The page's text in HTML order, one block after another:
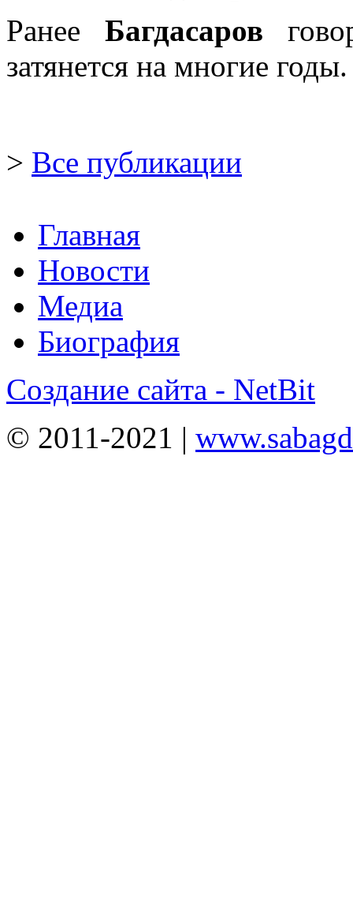
Ранее Багдасаров
затянется на многие годы.
> Все публикации
Главная
Новости
Медиа
Биография
Создание сайта - NetBit
© 2011-2021 |